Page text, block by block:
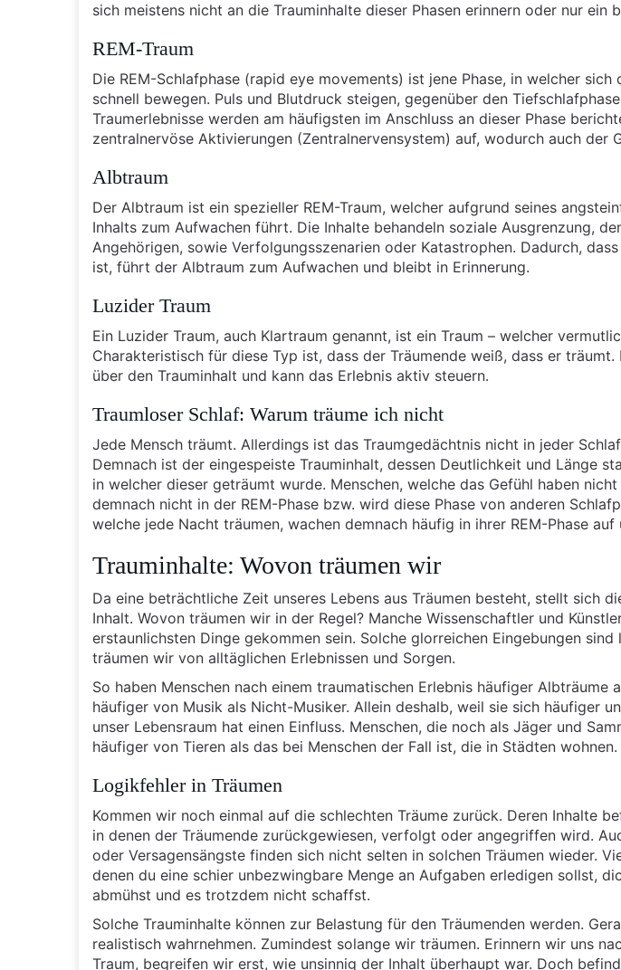
sich meistens nicht an die Trauminhalte dieser Phasen erinnern oder nur ein
REM-Traum
Die REM-Schlafphase (rapid eye movements) ist jene Phase, in welcher sich
schnell bewegen. Puls und Blutdruck steigen, gegenüber den
Traumerlebnisse werden am häufigsten im Anschluss an dieser Phase
zentralnervöse Aktivierungen (Zentralnervensystem) auf, wodurch auch der
Albtraum
Der Albtraum ist ein spezieller REM-Traum, welcher aufgrund seines
Inhalts zum Aufwachen führt. Die Inhalte behandeln soziale Ausgrenzung,
Angehörigen, sowie Verfolgungsszenarien oder Katastrophen. Dadurch,
ist, führt der Albtraum zum Aufwachen und bleibt in Erinnerung.
Luzider Traum
Ein Luzider Traum, auch Klartraum genannt, ist ein Traum – welcher
Charakteristisch für diese Typ ist, dass der Träumende weiß, dass er
über den Trauminhalt und kann das Erlebnis aktiv steuern.
Traumloser Schlaf: Warum träume ich nicht
Jede Mensch träumt. Allerdings ist das Traumgedächtnis nicht in jeder
Demnach ist der eingespeiste Trauminhalt, dessen Deutlichkeit und Länge
in welcher dieser geträumt wurde. Menschen, welche das Gefühl haben
demnach nicht in der REM-Phase bzw. wird diese Phase von anderen
welche jede Nacht träumen, wachen demnach häufig in ihrer REM-Phase auf
Trauminhalte: Wovon träumen wir
Da eine beträchtliche Zeit unseres Lebens aus Träumen besteht, stellt sich
Inhalt. Wovon träumen wir in der Regel? Manche Wissenschaftler und
erstaunlichsten Dinge gekommen sein. Solche glorreichen Eingebungen sind
träumen wir von alltäglichen Erlebnissen und Sorgen.
So haben Menschen nach einem traumatischen Erlebnis häufiger Albträume
häufiger von Musik als Nicht-Musiker. Allein deshalb, weil sie sich häufiger
unser Lebensraum hat einen Einfluss. Menschen, die noch als Jäger und
häufiger von Tieren als das bei Menschen der Fall ist, die in Städten wohnen.
Logikfehler in Träumen
Kommen wir noch einmal auf die schlechten Träume zurück. Deren Inhalte
in denen der Träumende zurückgewiesen, verfolgt oder angegriffen wird.
oder Versagensängste finden sich nicht selten in solchen Träumen wieder.
denen du eine schier unbezwingbare Menge an Aufgaben erledigen sollst,
abmühst und es trotzdem nicht schaffst.
Solche Trauminhalte können zur Belastung für den Träumenden werden.
realistisch wahrnehmen. Zumindest solange wir träumen. Erinnern wir uns
Traum, begreifen wir erst, wie unsinnig der Inhalt überhaupt war. Doch